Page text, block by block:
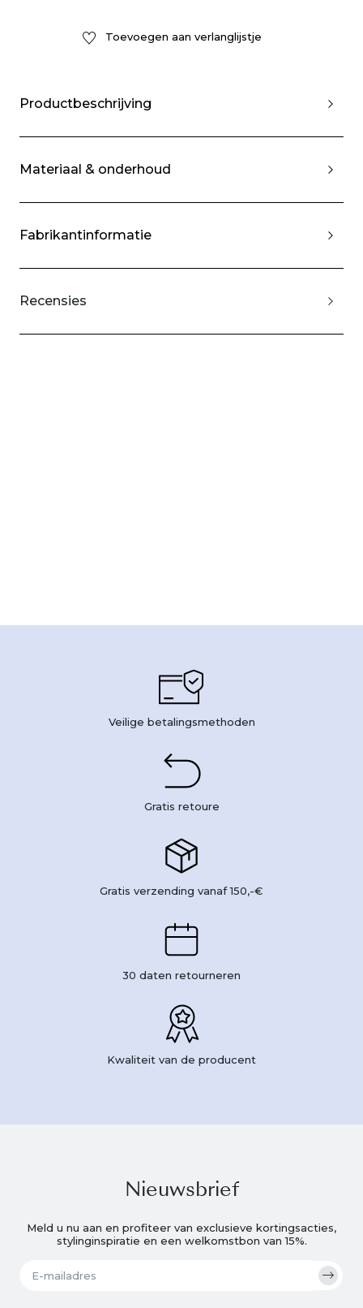
Toevoegen aan verlanglijstje
Productbeschrijving
Materiaal & onderhoud
Fabrikantinformatie
Recensies
Veilige betalingsmethoden
Gratis retoure
Gratis verzending vanaf 150,-€
30 daten retourneren
Kwaliteit van de producent
Nieuwsbrief
Meld u nu aan en profiteer van exclusieve kortingsacties,
stylinginspiratie en een welkomstbon van 15%.